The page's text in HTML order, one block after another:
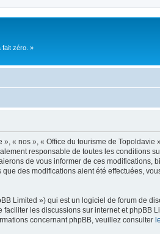
fait zéro. »
« nos », « Office du tourisme de
responsable de toutes les conditions
de vous informer de ces
des modifications aient été effectuées,
Limited ») qui est un logiciel de forum de
les discussions sur internet et phpBB
concernant phpBB, veuillez consulter